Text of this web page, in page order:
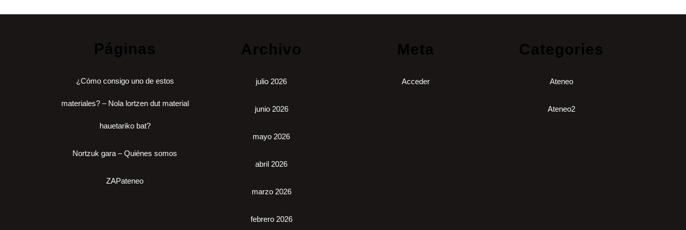
Páginas
¿Cómo consigo uno de estos
materiales? – Nola lortzen dut material
hauetariko bat?
Nortzuk gara – Quiénes somos
ZAPateneo
Archivo
julio 2026
junio 2026
mayo 2026
abril 2026
marzo 2026
febrero 2026
Meta
Acceder
Categories
Ateneo
Ateneo2